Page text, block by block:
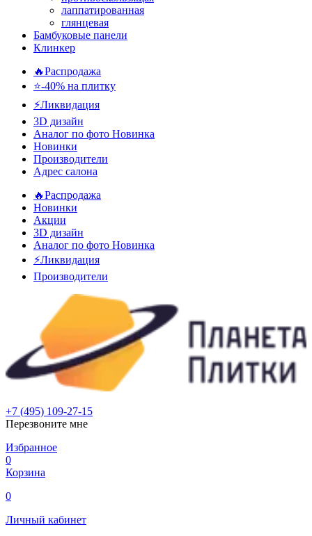
лаппатированная
глянцевая
Бамбуковые панели
Клинкер
🔥Распродажа
⭐-40% на плитку
⚡️Ликвидация
3D дизайн
Аналог по фото Новинка
Новинки
Производители
Адрес салона
🔥Распродажа
Новинки
Акции
3D дизайн
Аналог по фото Новинка
⚡Ликвидация
Производители
+7 (495) 109-27-15
Перезвоните мне
Избранное
0
Корзина
0
Личный кабинет